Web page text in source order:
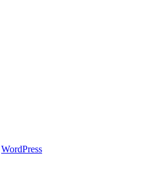
WordPress